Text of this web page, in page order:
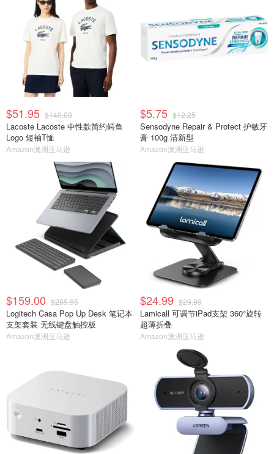
$51.95 $140.00
Lacoste Lacoste 中性款简约鳄鱼
Logo 短袖T恤
Amazon澳洲亚马逊
$5.75 $12.25
Sensodyne Repair & Protect 护敏牙
膏 100g 清新型
Amazon澳洲亚马逊
$159.00 $289.95
Logitech Casa Pop Up Desk 笔记本
支架套装 无线键盘触控板
Amazon澳洲亚马逊
$24.99 $29.99
Lamicall 可调节iPad支架 360°旋转
超薄折叠
Amazon澳洲亚马逊